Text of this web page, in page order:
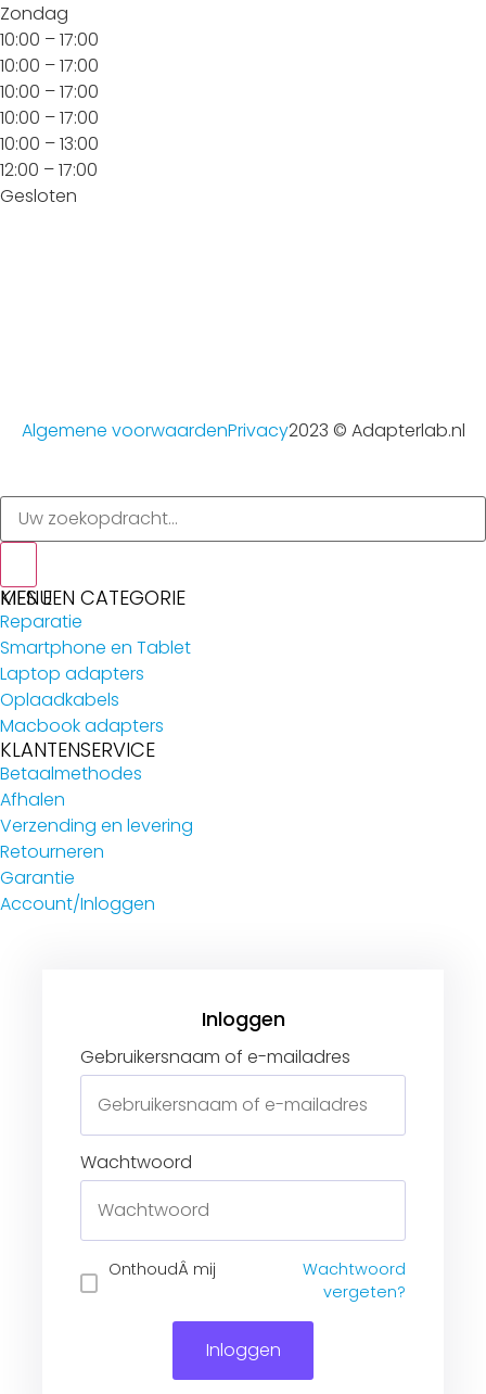
Zondag
10:00 – 17:00
10:00 – 17:00
10:00 – 17:00
10:00 – 17:00
10:00 – 13:00
12:00 – 17:00
Gesloten
Algemene voorwaardenPrivacy2023 © Adapterlab.nl
MENU
KIES EEN CATEGORIE
Reparatie
Smartphone en Tablet
Laptop adapters
Oplaadkabels
Macbook adapters
KLANTENSERVICE
Betaalmethodes
Afhalen
Verzending en levering
Retourneren
Garantie
Account/Inloggen
Gebruikersnaam of e-mailadres
Wachtwoord
Inloggen